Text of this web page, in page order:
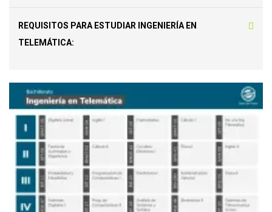
REQUISITOS PARA ESTUDIAR INGENIERÍA EN
TELEMÁTICA: